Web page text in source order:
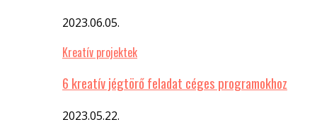
2023.06.05.
Kreatív projektek
6 kreatív jégtörő feladat céges programokhoz
2023.05.22.